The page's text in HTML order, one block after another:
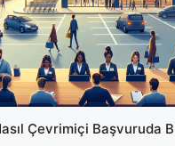
Çevrimiçi Başvuruda